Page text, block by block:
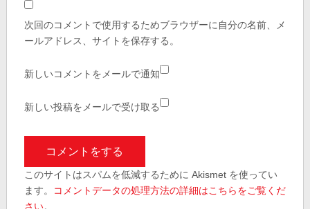
次回のコメントで使用するためブラウザーに自分の名前、メ
ールアドレス、サイトを保存する。
新しいコメントをメールで通知
新しい投稿をメールで受け取る
このサイトはスパムを低減するために Akismet を使ってい
ます。
コメントデータの処理方法の詳細はこちらをご覧くだ
さい。